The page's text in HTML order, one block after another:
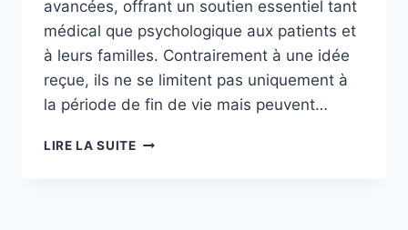
avancées, offrant un soutien essentiel tant
médical que psychologique aux patients et
à leurs familles. Contrairement à une idée
reçue, ils ne se limitent pas uniquement à
la période de fin de vie mais peuvent…
LIRE LA SUITEL’IMPORTANCE